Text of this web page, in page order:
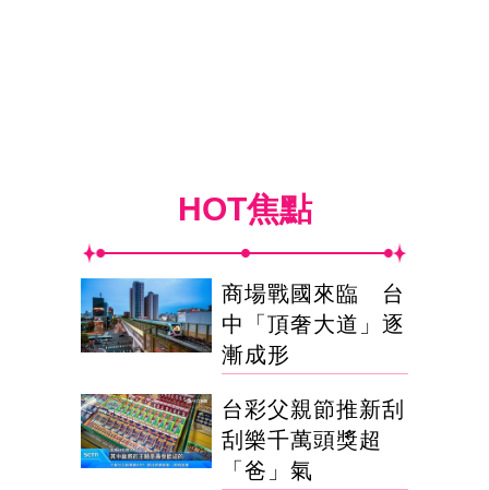
HOT焦點
商場戰國來臨 台
中「頂奢大道」逐
漸成形
台彩父親節推新刮
刮樂千萬頭獎超
「爸」氣